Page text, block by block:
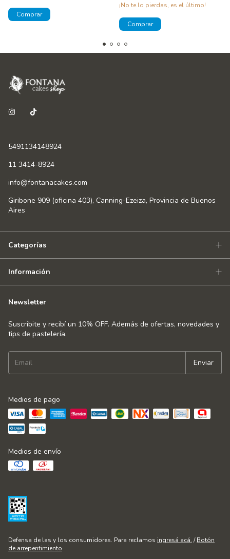
¡No te lo pierdas, es el último!
5491134148924
11 3414-8924
info@fontanacakes.com
Giribone 909 (oficina 403), Canning-Ezeiza, Provincia de Buenos
Aires
Categorías
Información
Newsletter
Suscribite y recibí un 10% OFF. Además de ofertas, novedades y
tips de pastelería.
Medios de pago
Medios de envío
Defensa de las y los consumidores. Para reclamos ingresá acá. / Botón
de arrepentimiento